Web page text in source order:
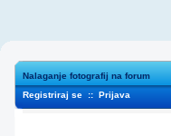
Nalaganje fotografij na forum
Registriraj se :: Prijava